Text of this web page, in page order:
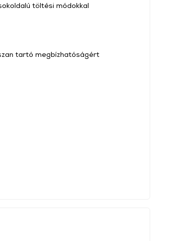
töltési módokkal
tartó megbízhatóságért